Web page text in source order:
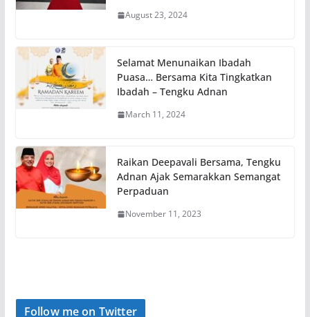
August 23, 2024
Selamat Menunaikan Ibadah
Puasa… Bersama Kita Tingkatkan
Ibadah – Tengku Adnan
March 11, 2024
Raikan Deepavali Bersama, Tengku
Adnan Ajak Semarakkan Semangat
Perpaduan
November 11, 2023
Follow me on Twitter